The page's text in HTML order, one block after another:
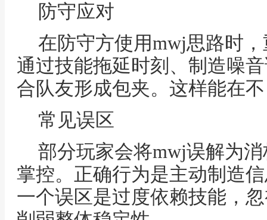
防守应对
在防守方使用mwj思路时
通过技能拖延时刻、制造噪
合队友形成包夹。这样能在
常见误区
部分玩家会将mwj误解为
掌控。正确行为是主动制造
一个误区是过度依赖技能，